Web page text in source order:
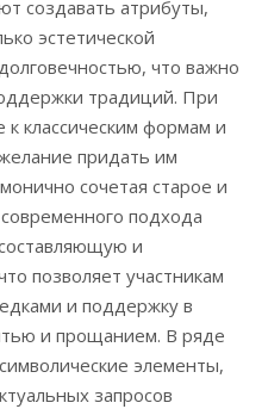
создавать атрибуты,
эстетической
что важно
традиций. При
к классическим формам и
придать им
сочетая старое и
подхода
и
позволяет участникам
и поддержку в
и прощанием. В ряде
элементы,
запросов